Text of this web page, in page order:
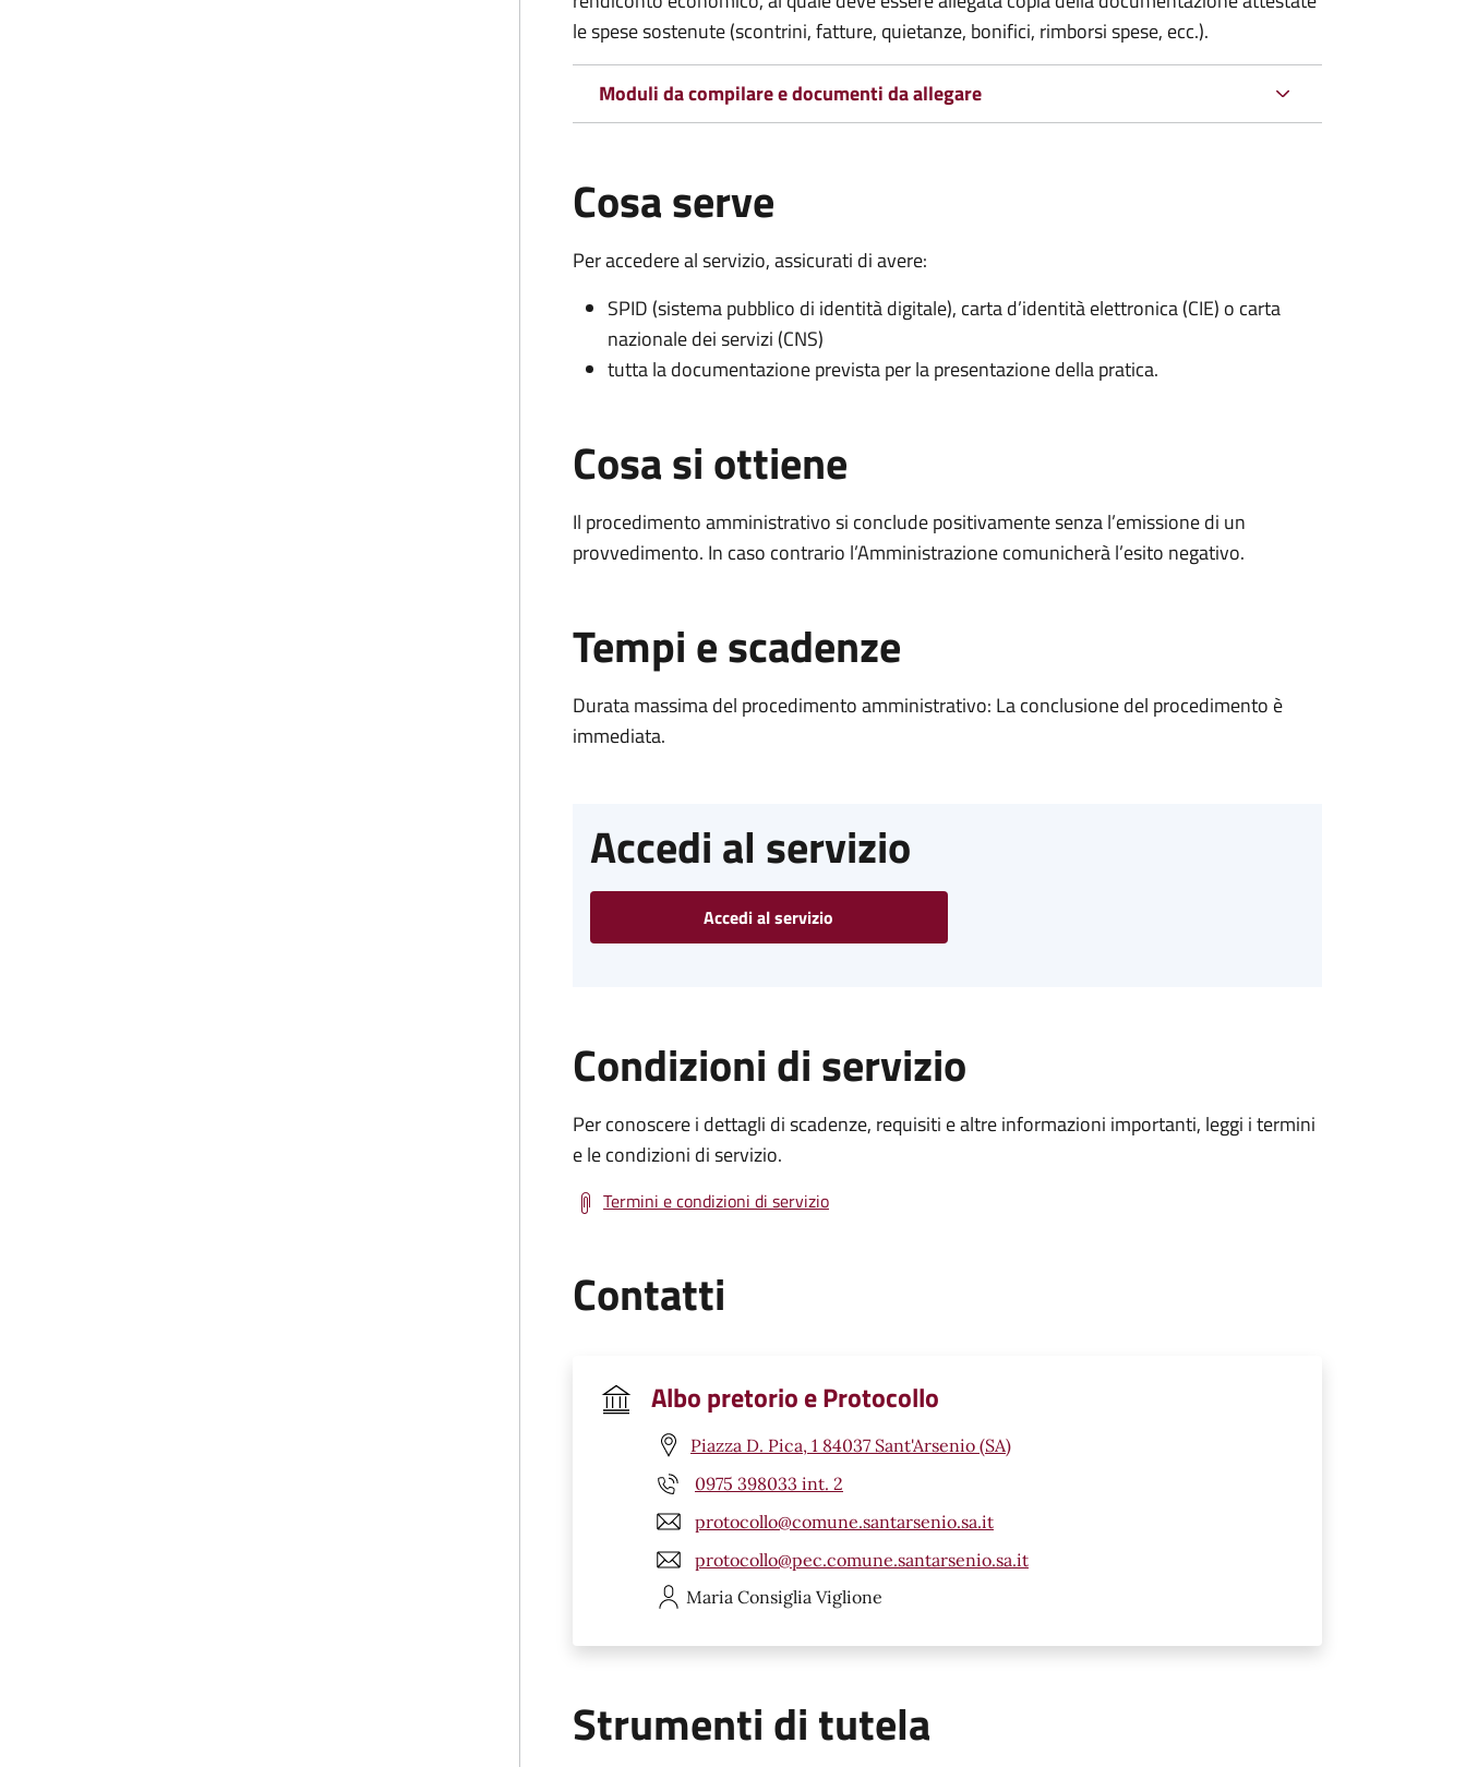
le spese sostenute (scontrini, fatture, quietanze, bonifici, rimborsi spese, ecc.).
Moduli da compilare e documenti da allegare
Cosa serve
Per accedere al servizio, assicurati di avere:
SPID (sistema pubblico di identità digitale), carta d’identità elettronica (CIE) o carta
nazionale dei servizi (CNS)
tutta la documentazione prevista per la presentazione della pratica.
Cosa si ottiene
Il procedimento amministrativo si conclude positivamente senza l’emissione di un
provvedimento. In caso contrario l’Amministrazione comunicherà l’esito negativo.
Tempi e scadenze
Durata massima del procedimento amministrativo: La conclusione del procedimento è
immediata.
Accedi al servizio
Accedi al servizio
Condizioni di servizio
Per conoscere i dettagli di scadenze, requisiti e altre informazioni importanti, leggi i termini
e le condizioni di servizio.
Termini e condizioni di servizio
Contatti
Albo pretorio e Protocollo
Piazza D. Pica, 1 84037 Sant'Arsenio (SA)
0975 398033 int. 2
protocollo@comune.santarsenio.sa.it
protocollo@pec.comune.santarsenio.sa.it
Maria Consiglia Viglione
Strumenti di tutela